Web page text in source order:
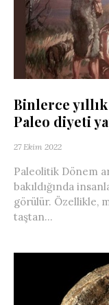
Binlerce
Paleo diyeti
27 Ekim 2022
Paleolitik Dönem
bakıldığında
görülür. Özellikle,
taştan...